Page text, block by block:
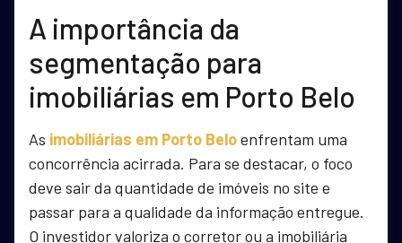
A importância da
segmentação para
imobiliárias em Porto Belo
As imobiliárias em Porto Beloenfrentam uma
concorrência acirrada. Para se destacar, o foco
deve sair da quantidade de imóveis no site e
passar para a qualidade da informação entregue.
O investidor valoriza o corretor ou a imobiliária